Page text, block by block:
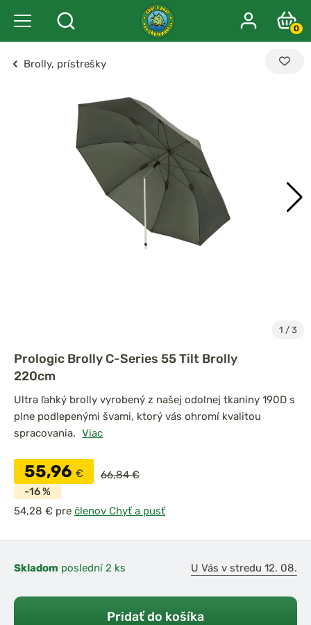
0
Brolly, prístrešky
1 / 3
Prologic Brolly C-Series 55 Tilt Brolly
220cm
Ultra ľahký brolly vyrobený z našej odolnej tkaniny 190D s
plne podlepenými švami, ktorý vás ohromí kvalitou
spracovania. Viac
55,96 €
66,84 €
-16 %
pre členov Chyť a pusť
Skladom poslední 2 ks U Vás v stredu 12. 08.
Pridať do košíka